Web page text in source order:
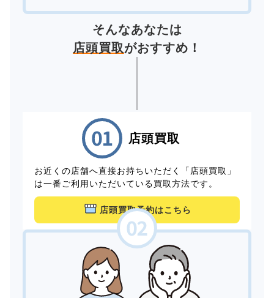
そんなあなたは
店頭買取がおすすめ！
店頭買取
お近くの店舗へ直接お持ちいただく「店頭買取」
は一番ご利用いただいている買取方法です。
店頭買取予約はこちら